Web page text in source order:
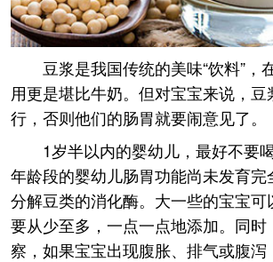
豆浆是我国传统的美味“饮料”，
用更是堪比牛奶。但对宝宝来说，豆
行，否则他们的肠胃就要闹意见了。
1岁半以内的婴幼儿，最好不要
年龄段的婴幼儿肠胃功能尚未发育
分解豆类的消化酶。大一些的宝宝可
要从少至多，一点一点地添加。同
察，如果宝宝出现腹胀、排气或腹泻